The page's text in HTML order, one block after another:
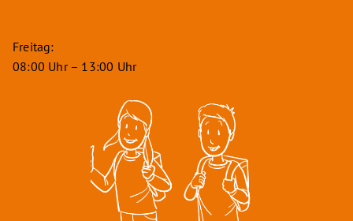
Freitag:
08:00 Uhr – 13:00 Uhr